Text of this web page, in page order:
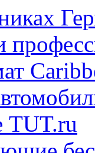
TUT.ru